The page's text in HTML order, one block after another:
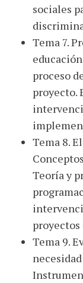
sociales
Tema 7.
proceso
proyecto.
Tema 8.
Teoría y
proyectos
Tema 9.